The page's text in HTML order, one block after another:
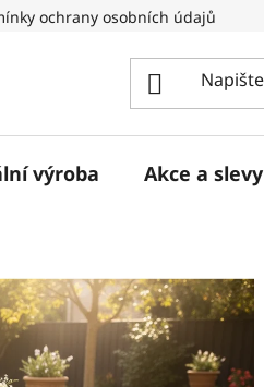
ochrany osobních údajů
výroba Akce a slevy